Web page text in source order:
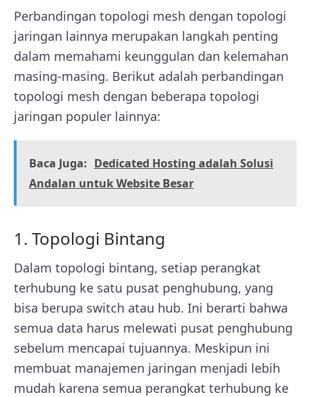
Perbandingan topologi mesh dengan topologi
jaringan lainnya merupakan langkah penting
dalam memahami keunggulan dan kelemahan
masing-masing. Berikut adalah perbandingan
topologi mesh dengan beberapa topologi
jaringan populer lainnya:
Baca Juga: Dedicated Hosting adalah Solusi
Andalan untuk Website Besar
1. Topologi Bintang
Dalam topologi bintang, setiap perangkat
terhubung ke satu pusat penghubung, yang
bisa berupa switch atau hub. Ini berarti bahwa
semua data harus melewati pusat penghubung
sebelum mencapai tujuannya. Meskipun ini
membuat manajemen jaringan menjadi lebih
mudah karena semua perangkat terhubung ke